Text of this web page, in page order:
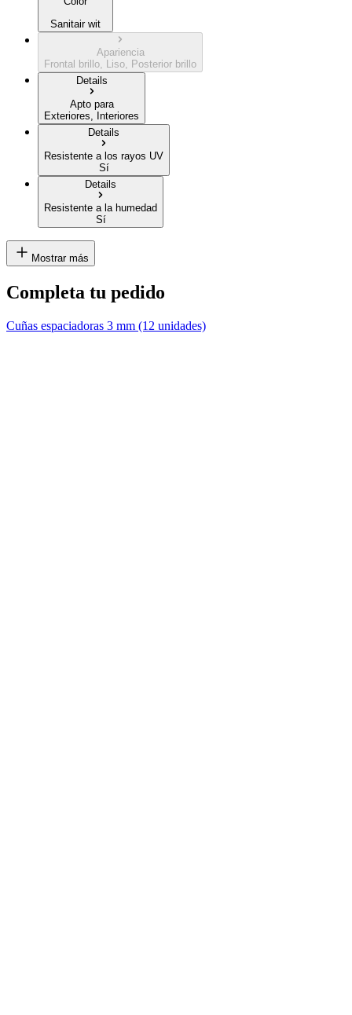
Sanitair wit
Apariencia
Frontal brillo, Liso, Posterior brillo
Details
Apto para
Exteriores, Interiores
Details
Resistente a los rayos UV
Sí
Details
Resistente a la humedad
Sí
Mostrar más
Completa tu pedido
Cuñas espaciadoras 3 mm (12 unidades)